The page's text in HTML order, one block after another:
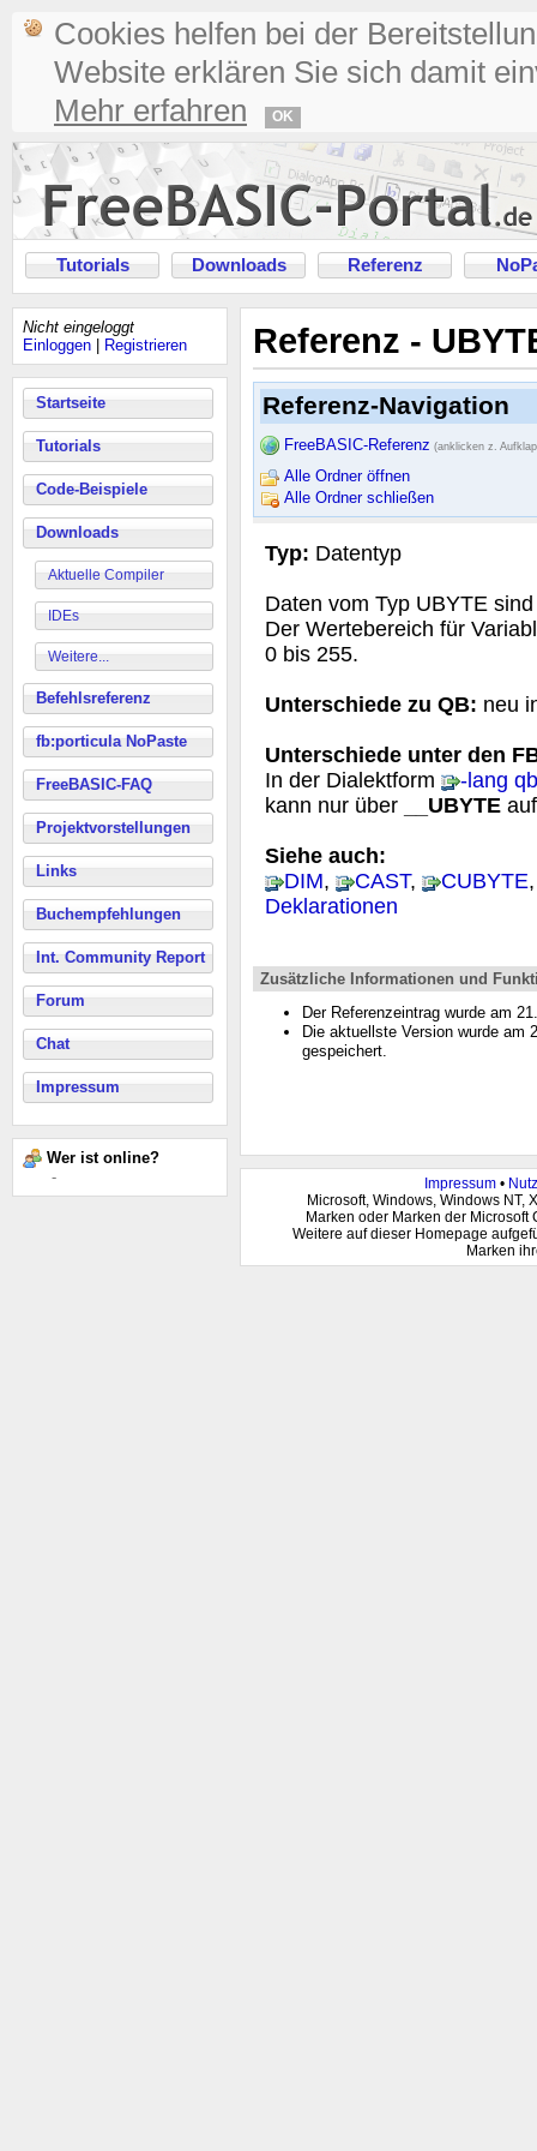
Cookies helfen bei der
Website erklären Sie sich damit
Mehr erfahren
OK
Tutorials Downloads Referenz
Nicht eingeloggt
Einloggen
Registrieren
Startseite
Tutorials
Code-Beispiele
Downloads
Aktuelle Compiler
IDEs
Weitere...
Befehlsreferenz
fb:porticula NoPaste
FreeBASIC-FAQ
Projektvorstellungen
Links
Buchempfehlungen
Int. Community Report
Forum
Chat
Impressum
Wer ist online?
-
Referenz -
Referenz-Navigation
FreeBASIC-Referenz (anklicken z.
Alle Ordner öffnen
Alle Ordner schließen
Typ: Datentyp
Daten vom Typ UBYTE
Der Wertebereich für
0 bis 255.
Unterschiede zu QB: neu
Unterschiede unter den
In der Dialektform
-lang qb
kann nur über
__UBYTE
Siehe auch:
DIM, CAST, CUBYTE
Deklarationen
Zusätzliche Informationen und
Der Referenzeintrag wurde am
Die aktuellste Version wurde am
gespeichert.
Impressum•
Microsoft, Windows, Windows NT,
Marken oder Marken der
Weitere auf dieser Homepage
Marken